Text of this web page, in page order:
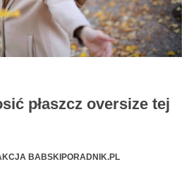
płaszcz oversize tej
BABSKIPORADNIK.PL